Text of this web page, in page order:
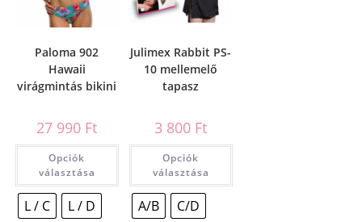
Paloma 902
Hawaii
virágmintás bikini
27 990 Ft
Opciók
választása
L / C
L / D
Julimex Rabbit PS-
10 mellemelő
tapasz
3 800 Ft
Opciók
választása
A/B
C/D